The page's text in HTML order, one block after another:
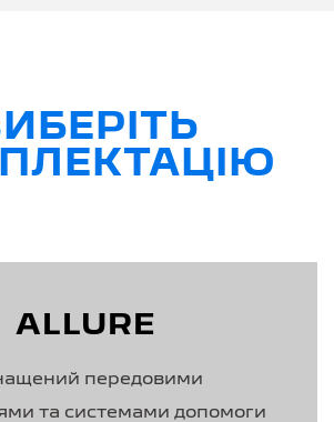
ALLURE
передовими
та системами допомоги